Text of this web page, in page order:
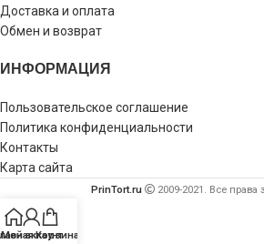
Доставка и оплата
Обмен и возврат
ИНФОРМАЦИЯ
Пользовательское соглашение
Политика конфиденциальности
Контакты
Карта сайта
PrinTort.ru 2009-2021. Все
Мой аккаунт
Корзина